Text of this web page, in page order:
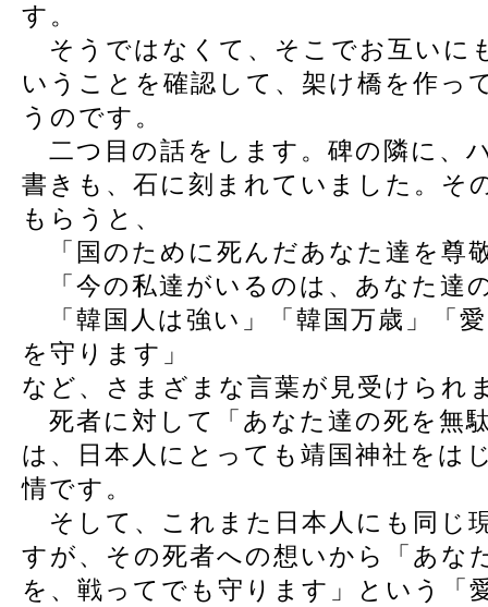
す。
そうではなくて、そこでお互いに
いうことを確認して、架け橋を作っ
うのです。
二つ目の話をします。碑の隣に、
書きも、石に刻まれていました。そ
もらうと、
「国のために死んだあなた達を尊
「今の私達がいるのは、あなた達
「韓国人は強い」「韓国万歳」「
を守ります」
など、さまざまな言葉が見受けられ
死者に対して「あなた達の死を無
は、日本人にとっても靖国神社をは
情です。
そして、これまた日本人にも同じ
すが、その死者への想いから「あな
を、戦ってでも守ります」という「